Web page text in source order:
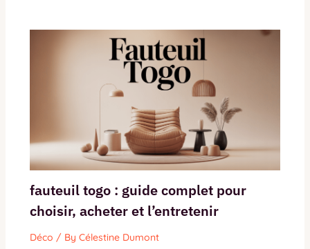
fauteuil togo : guide complet pour
choisir, acheter et l’entretenir
Déco / By Célestine Dumont